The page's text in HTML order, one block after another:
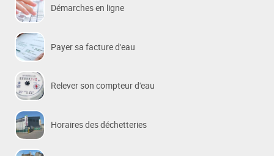
Démarches en ligne
Payer sa facture d'eau
Relever son compteur d'eau
Horaires des déchetteries